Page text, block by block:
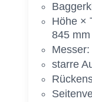
Höhe ×
845
star­re